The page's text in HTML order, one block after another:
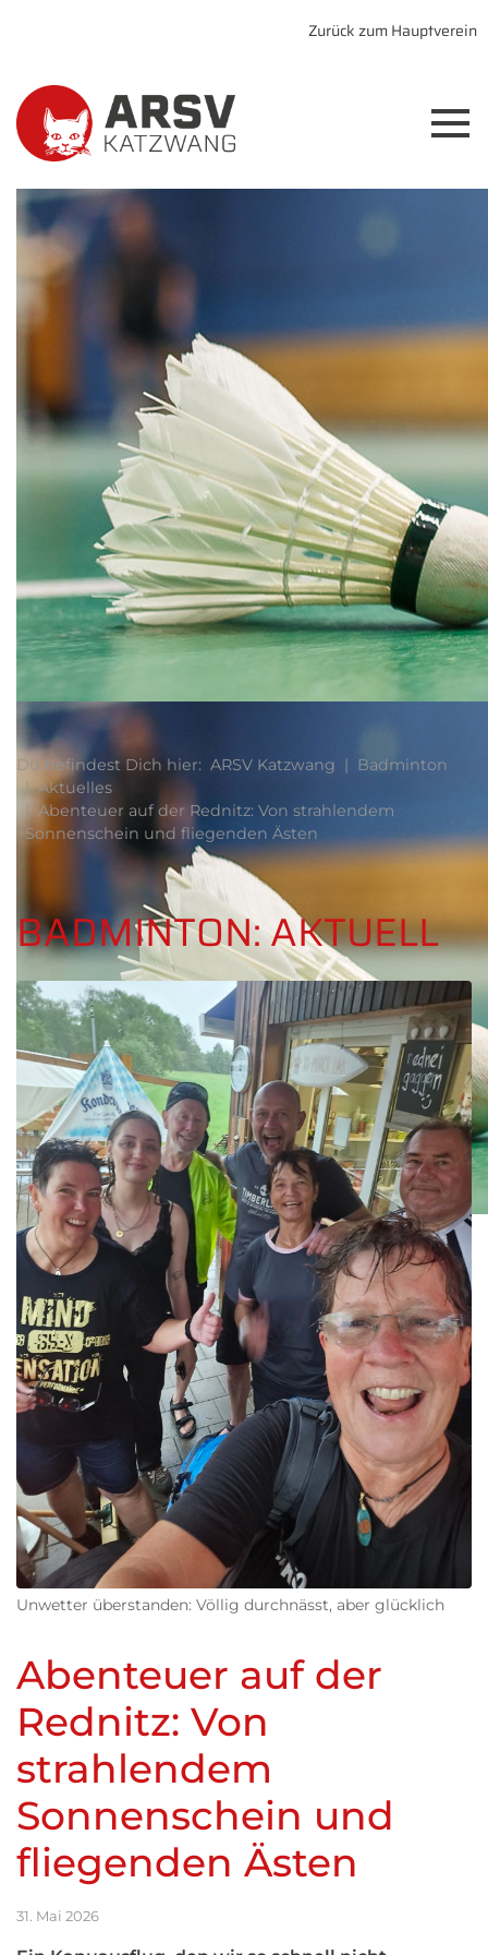
Zurück zum Hauptverein
Du befindest Dich hier: ARSV Katzwang
Badminton
Aktuelles
Abenteuer auf der Rednitz: Von strahlendem
Sonnenschein und fliegenden Ästen
BADMINTON: AKTUELL
Unwetter überstanden: Völlig durchnässt, aber glücklich
Abenteuer auf der
Rednitz: Von
strahlendem
Sonnenschein und
fliegenden Ästen
31. Mai 2026